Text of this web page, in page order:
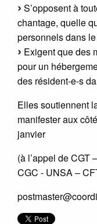
S’opposent à
chantage, quelle
personnels dans
Exigent que des
pour un
des résident-e-s
Elles soutiennent
manifester aux
janvier
(à l’appel de CGT
CGC - UNSA –